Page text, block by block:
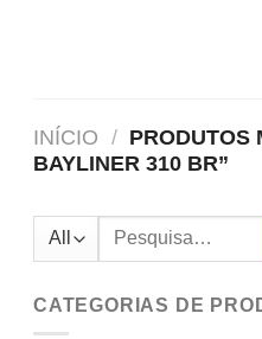
INÍCIO / PRODUTOS
BAYLINER 310 BR”
Pesquisar
CATEGORIAS DE